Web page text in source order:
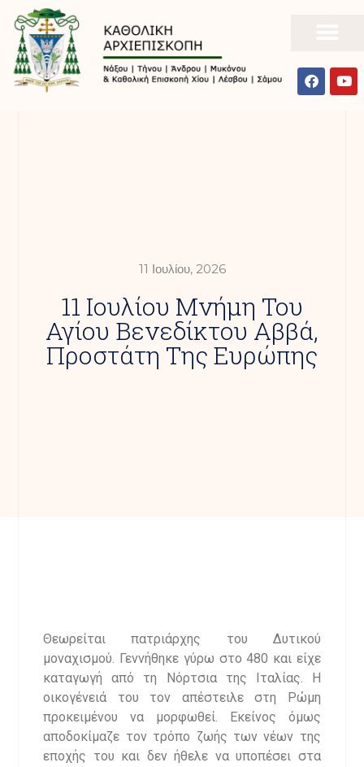
11 Ιουλίου, 2026
11 Ιουλίου Μνήμη Του
Αγίου Βενεδίκτου Αββά,
Προστάτη Της Ευρώπης
Θεωρείται πατριάρχης του Δυτικού
μοναχισμού. Γεννήθηκε γύρω στο 480 και είχε
καταγωγή από τη Νόρτσια της Ιταλίας. Η
οικογένειά του τον απέστειλε στη Ρώμη
προκειμένου να μορφωθεί. Εκείνος όμως
αποδοκίμαζε τον τρόπο ζωής των νέων της
εποχής του και δεν ήθελε να υποπέσει στα